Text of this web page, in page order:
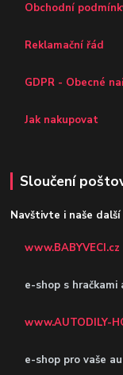
Obchodní
Reklamační řád
GDPR - Obecné
Jak nakupovat
Sloučení
Navštivte i naše
www.BABYVECI.cz
e-shop s
www.AUTODILY-
e-shop pro vaše